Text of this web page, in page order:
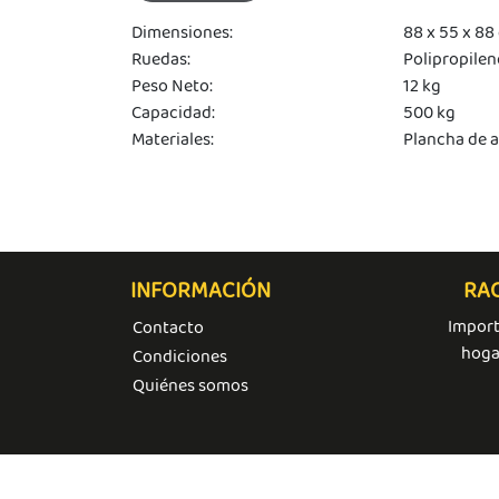
Dimensiones:
88 x 55 x
Ruedas:
Peso Neto:
12 kg
Capacidad:
500 kg
Materiales:
Plancha de
INFORMACIÓN
Contacto
Condiciones
Quiénes somos